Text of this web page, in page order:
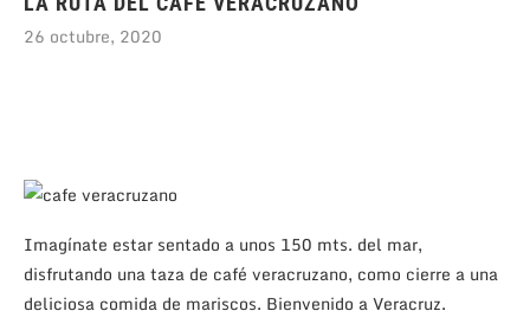
26 octubre, 2020
Imagínate estar sentado a unos 150 mts. del mar,
disfrutando una taza de café veracruzano, como cierre a una
deliciosa comida de mariscos. Bienvenido a Veracruz.